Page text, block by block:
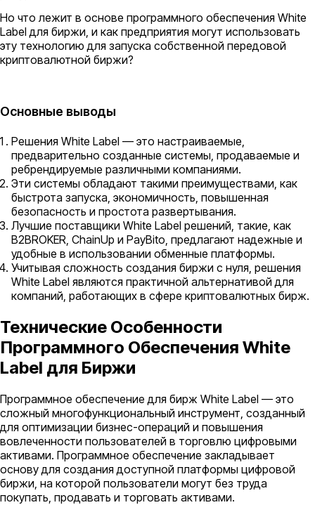
Но что лежит в основе программного обеспечения White
Label для биржи, и как предприятия могут использовать
эту технологию для запуска собственной передовой
криптовалютной биржи?
Основные выводы
Решения White Label — это настраиваемые,
предварительно созданные системы, продаваемые и
ребрендируемые различными компаниями.
Эти системы обладают такими преимуществами, как
быстрота запуска, экономичность, повышенная
безопасность и простота развертывания.
Лучшие поставщики White Label решений, такие, как
B2BROKER, ChainUp и PayBito, предлагают надежные и
удобные в использовании обменные платформы.
Учитывая сложность создания биржи с нуля, решения
White Label являются практичной альтернативой для
компаний, работающих в сфере криптовалютных бирж.
Технические Особенности
Программного Обеспечения White
Label для Биржи
Программное обеспечение для бирж White Label — это
сложный многофункциональный инструмент, созданный
для оптимизации бизнес-операций и повышения
вовлеченности пользователей в торговлю цифровыми
активами. Программное обеспечение закладывает
основу для создания доступной платформы цифровой
биржи, на которой пользователи могут без труда
покупать, продавать и торговать активами.